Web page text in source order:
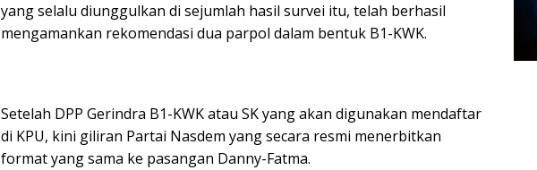
yang selalu diunggulkan di sejumlah hasil survei itu, telah berhasil
mengamankan rekomendasi dua parpol dalam bentuk B1-KWK.
Setelah DPP Gerindra B1-KWK atau SK yang akan digunakan mendaftar
di KPU, kini giliran Partai Nasdem yang secara resmi menerbitkan
format yang sama ke pasangan Danny-Fatma.